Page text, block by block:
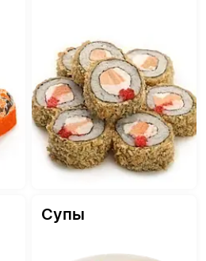
Супы